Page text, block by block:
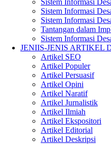
Sistem Informasi
Sistem Informasi
Sistem Informasi
Tantangan dalam
Sistem Informasi
JENIIS-JENIS ARTIKEL
Artikel SEO
Artikel Populer
Artikel Persuasif
Artikel Opini
Artikel Naratif
Artikel Jurnalistik
Artikel Ilmiah
Artikel Ekspositori
Artikel Editorial
Artikel Deskripsi